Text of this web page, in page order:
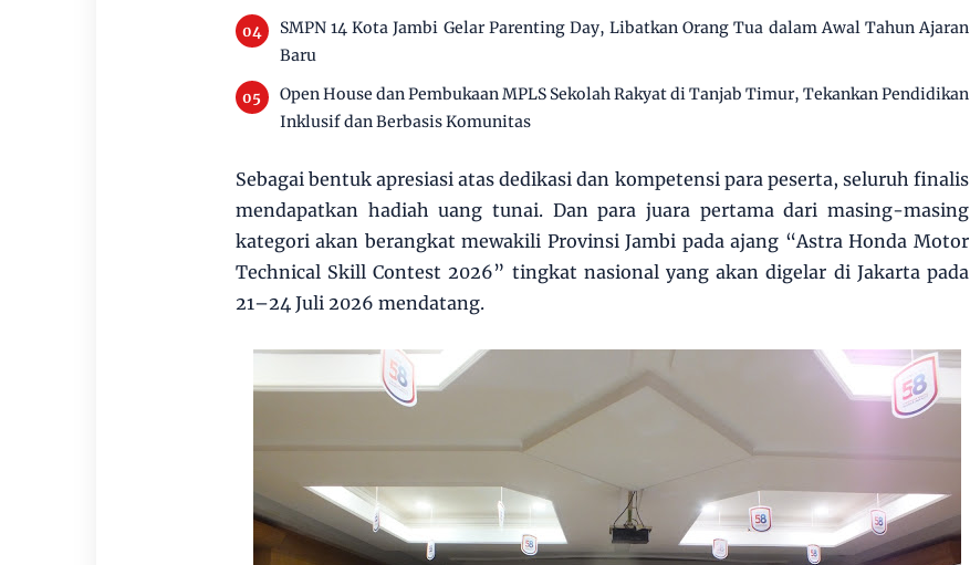
SMPN 14 Kota Jambi Gelar Parenting Day, Libatkan Orang Tua dalam Awal Tahun Ajaran
Baru
Open House dan Pembukaan MPLS Sekolah Rakyat di Tanjab Timur, Tekankan Pendidikan
Inklusif dan Berbasis Komunitas
Sebagai bentuk apresiasi atas dedikasi dan kompetensi para peserta, seluruh finalis
mendapatkan hadiah uang tunai. Dan para juara pertama dari masing-masing
kategori akan berangkat mewakili Provinsi Jambi pada ajang “Astra Honda Motor
Technical Skill Contest 2026” tingkat nasional yang akan digelar di Jakarta pada
21–24 Juli 2026 mendatang.